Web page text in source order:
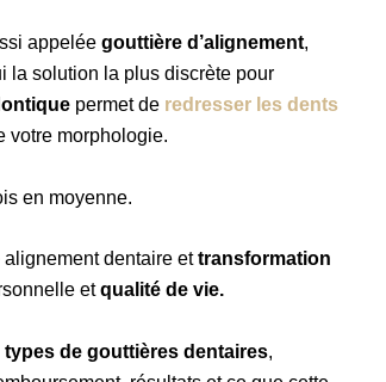
appelée gouttière d’alignement,
la solution la plus discrète pour
permet de redresser les dents
votre morphologie.
en moyenne.
dentaire ettransformation
etqualité de vie.
types de gouttières dentaires,